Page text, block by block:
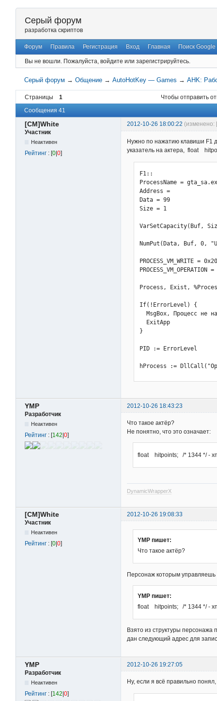
Серый форум
разработка скриптов
Форум Правила Регистрация Вход Главная Поиск Google
Вы не вошли. Пожалуйста, войдите или зарегистрируйтесь.
Серый форум →Общение →AutoHotKey — Games →AHK:
Страницы 1
Чтобы отправить
Сообщения 41
[CM]White 2012-10-26 18:00:22 (изменено:
Участник
Неактивен
Рейтинг : [0 0]
Нужно по нажатию клавиши F1
указатель на актера, float
F1::
ProcessName =
Address =
Data = 99
Size =
NumPut(Data, Buf,
PROCESS_VM_OPERATION
Process, Exist,
If(!ErrorLevel) {
MsgBox, Процесс не
  ExitApp
}
PID :=
hProcess :=
  ExitApp
Ret :=
If(!Ret) {
MsgBox, Не удалось
YMP
2012-10-26 18:43:23
Разработчик
Неактивен
Рейтинг : [142|0]
Что такое актёр?
Не понятно, что это означает:
float hitpoints; /* 1344 */ -
DynamicWrapperX
[CM]White
2012-10-26 19:08:33
Участник
Неактивен
Рейтинг : [0 0]
YMP пишет:
Что такое актёр?
Персонаж которым управляешь
YMP пишет:
float hitpoints; /* 1344 */ -
Взято из структуры персонажа
дан следующий адрес для
YMP
2012-10-26 19:27:05
Разработчик
Неактивен
Рейтинг : [142|0]
Ну, если я всё правильно понял,